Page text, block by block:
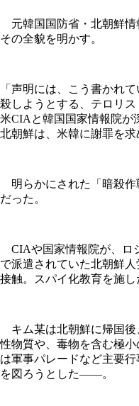
元韓国国防省・北朝鮮情
その全貌を明かす。
「声明には、こう書かれ
殺しようとする、テロリス
米CIAと韓国国家情報院が
北朝鮮は、米韓に謝罪を求
明らかにされた「暗殺作
だった。
CIAや国家情報院が、ロ
で派遣されていた北朝鮮
接触。スパイ化教育を施し
キム某は北朝鮮に帰国後
性物質や、毒物を含む極
は軍事パレードなど主要
を図ろうとした――。